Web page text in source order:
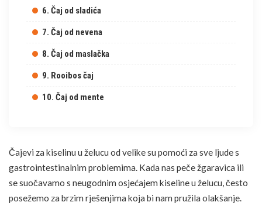
6. Čaj od sladića
7. Čaj od nevena
8. Čaj od maslačka
9. Rooibos čaj
10. Čaj od mente
Čajevi za kiselinu u želucu od velike su pomoći za sve ljude s
gastrointestinalnim problemima. Kada nas peče žgaravica ili
se suočavamo s neugodnim osjećajem kiseline u želucu, često
posežemo za brzim rješenjima koja bi nam pružila olakšanje.